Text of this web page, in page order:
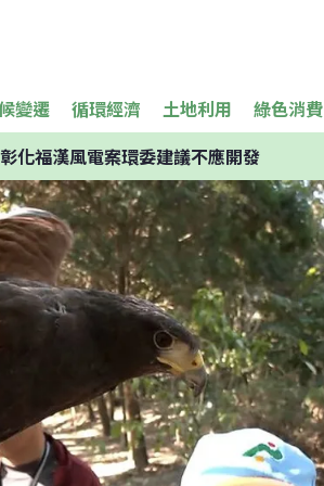
變遷 循環經濟 土地利用 綠色消費
化福漢風電案環委建議不應開發